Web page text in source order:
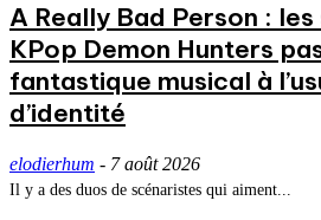
A Really Bad Person :
KPop Demon Hunters
fantastique musical à
d’identité
elodierhum - 7 août 2026
Il y a des duos de scénaristes qui aiment...